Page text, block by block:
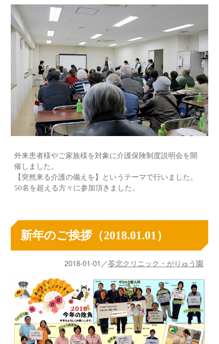
外来患者様やご家族様を対象に介護保険制度説明会を開
催しました。
【突然来る介護の備えを】というテーマで行いました。
50名を超える方々に参加頂きました。
新年のご挨拶（2018.01.01）
2018-01-01／苓北クリニック・がりゅう園